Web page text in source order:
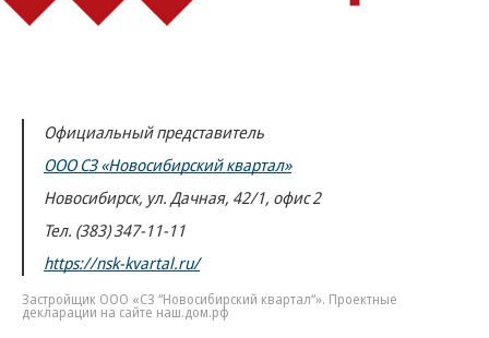
Официальный представитель
ООО СЗ «Новосибирский квартал»
Новосибирск, ул. Дачная, 42/1, офис 2
Тел. (383) 347-11-11
https://nsk-kvartal.ru/
Застройщик ООО «СЗ “Новосибирский квартал“». Проектные
декларации на сайте наш.дом.рф